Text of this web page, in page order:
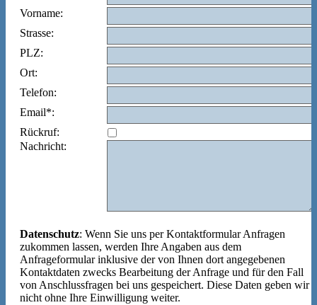
Vorname:
Strasse:
PLZ:
Ort:
Telefon:
Email*:
Rückruf:
Nachricht:
Datenschutz: Wenn Sie uns per Kontaktformular Anfragen
zukommen lassen, werden Ihre Angaben aus dem
Anfrageformular inklusive der von Ihnen dort angegebenen
Kontaktdaten zwecks Bearbeitung der Anfrage und für den Fall
von Anschlussfragen bei uns gespeichert. Diese Daten geben wir
nicht ohne Ihre Einwilligung weiter.